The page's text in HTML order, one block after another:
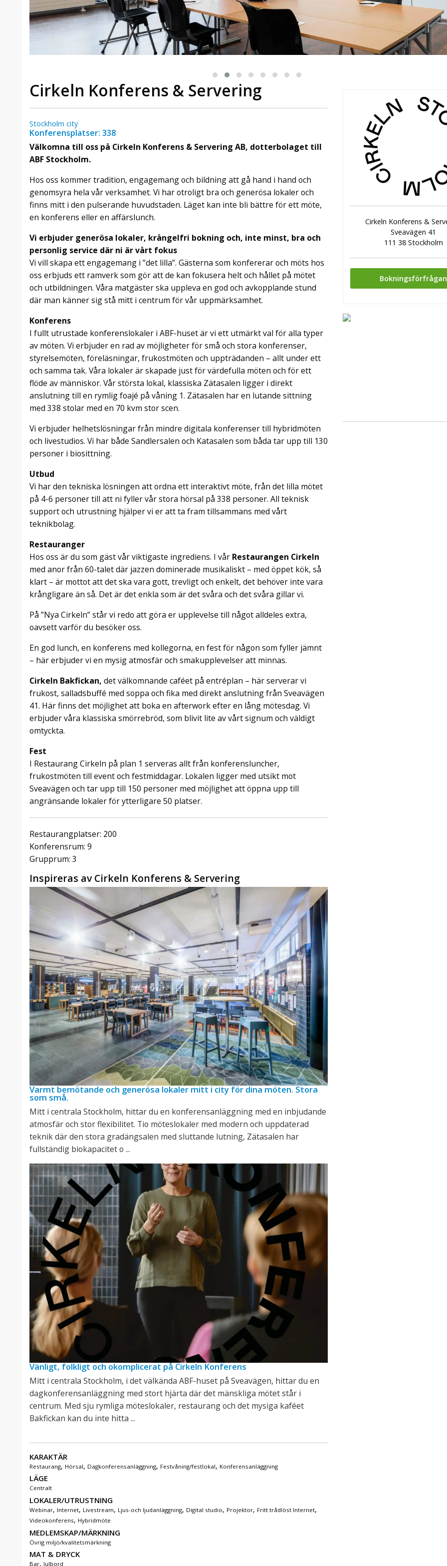
Cirkeln Konferens & Servering
Stockholm city
Konferensplatser: 338
Välkomna till oss på Cirkeln Konferens & Servering AB, dotterbolaget till
ABF Stockholm.
Hos oss kommer tradition, engagemang och bildning att gå hand i hand och
genomsyra hela vår verksamhet. Vi har otroligt bra och generösa lokaler och
finns mitt i den pulserande huvudstaden. Läget kan inte bli bättre för ett möte,
en konferens eller en affärslunch.
Vi erbjuder generösa lokaler, krångelfri bokning och, inte minst, bra och
personlig service där ni är vårt fokus
Vi vill skapa ett engagemang i ”det lilla”. Gästerna som konfererar och möts hos
oss erbjuds ett ramverk som gör att de kan fokusera helt och hållet på mötet
och utbildningen. Våra matgäster ska uppleva en god och avkopplande stund
där man känner sig stå mitt i centrum för vår uppmärksamhet.
Konferens
I fullt utrustade konferenslokaler i ABF-huset är vi ett utmärkt val för alla typer
av möten. Vi erbjuder en rad av möjligheter för små och stora konferenser,
styrelsemöten, föreläsningar, frukostmöten och uppträdanden – allt under ett
och samma tak. Våra lokaler är skapade just för värdefulla möten och för ett
flöde av människor. Vår största lokal, klassiska Zätasalen ligger i direkt
anslutning till en rymlig foajé på våning 1. Zätasalen har en lutande sittning
med 338 stolar med en 70 kvm stor scen.
Vi erbjuder helhetslösningar från mindre digitala konferenser till hybridmöten
och livestudios. Vi har både Sandlersalen och Katasalen som båda tar upp till 130
personer i biosittning.
Utbud
Vi har den tekniska lösningen att ordna ett interaktivt möte, från det lilla mötet
på 4-6 personer till att ni fyller vår stora hörsal på 338 personer. All teknisk
support och utrustning hjälper vi er att ta fram tillsammans med vårt
teknikbolag.
Restauranger
Hos oss är du som gäst vår viktigaste ingrediens. I vår Restaurangen Cirkeln
med anor från 60-talet där jazzen dominerade musikaliskt – med öppet kök, så
klart – är mottot att det ska vara gott, trevligt och enkelt, det behöver inte vara
krångligare än så. Det är det enkla som är det svåra och det svåra gillar vi.
På ”Nya Cirkeln” står vi redo att göra er upplevelse till något alldeles extra,
oavsett varför du besöker oss.
En god lunch, en konferens med kollegorna, en fest för någon som fyller jämnt
– här erbjuder vi en mysig atmosfär och smakupplevelser att minnas.
Cirkeln Bakfickan, det välkomnande caféet på entréplan – här serverar vi
frukost, salladsbuffé med soppa och fika med direkt anslutning från Sveavägen
41. Här finns det möjlighet att boka en afterwork efter en lång mötesdag. Vi
erbjuder våra klassiska smörrebröd, som blivit lite av vårt signum och väldigt
omtyckta.
Fest
I Restaurang Cirkeln på plan 1 serveras allt från konferensluncher,
frukostmöten till event och festmiddagar. Lokalen ligger med utsikt mot
Sveavägen och tar upp till 150 personer med möjlighet att öppna upp till
angränsande lokaler för ytterligare 50 platser.
Restaurangplatser: 200
Konferensrum: 9
Grupprum: 3
Inspireras av Cirkeln Konferens & Servering
Varmt bemötande och generösa lokaler mitt i city för dina möten. Stora
som små.
Mitt i centrala Stockholm, hittar du en konferensanläggning med en inbjudande
atmosfär och stor flexibilitet. Tio möteslokaler med modern och uppdaterad
teknik där den stora gradängsalen med sluttande lutning, Zätasalen har
fullständig biokapacitet o ...
Vänligt, folkligt och okomplicerat på Cirkeln Konferens
Mitt i centrala Stockholm, i det välkända ABF-huset på Sveavägen, hittar du en
dagkonferensanläggning med stort hjärta där det mänskliga mötet står i
centrum. Med sju rymliga möteslokaler, restaurang och det mysiga kaféet
Bakfickan kan du inte hitta ...
KARAKTÄR
Restaurang, Hörsal, Dagkonferensanläggning, Festvåning/festlokal, Konferensanläggning
LÄGE
Centralt
LOKALER/UTRUSTNING
Webinar, Internet, Livestream, Ljus-och ljudanläggning, Digital studio, Projektor, Fritt trådlöst Internet,
Videokonferens, Hybridmöte
MEDLEMSKAP/MÄRKNING
Övrig miljö/kvalitetsmärkning
MAT & DRYCK
Bar, Julbord
Cirkeln Konferens &
Sveavägen 41
111 38 Stockholm
Bokningsförfrågan